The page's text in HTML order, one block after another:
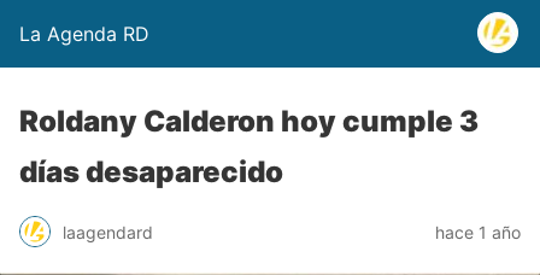
La Agenda RD
Roldany Calderon hoy cumple 3
días desaparecido
laagendard hace 1 año